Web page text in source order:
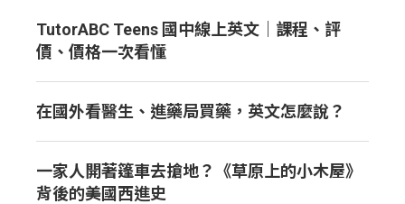
TutorABC Teens 國中線上英文｜課程、評
價、價格一次看懂
在國外看醫生、進藥局買藥，英文怎麼說？
一家人開著篷車去搶地？《草原上的小木屋》
背後的美國西進史